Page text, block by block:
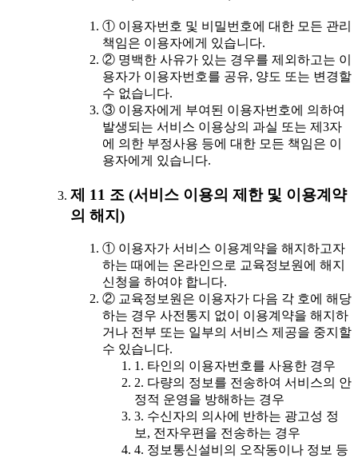
① 이용자번호 및 비밀번호에 대한 모든 관리
책임은 이용자에게 있습니다.
② 명백한 사유가 있는 경우를 제외하고는 이
용자가 이용자번호를 공유, 양도 또는 변경할
수 없습니다.
③ 이용자에게 부여된 이용자번호에 의하여
발생되는 서비스 이용상의 과실 또는 제3자
에 의한 부정사용 등에 대한 모든 책임은 이
용자에게 있습니다.
제 11 조 (서비스 이용의 제한 및 이용계약
의 해지)
① 이용자가 서비스 이용계약을 해지하고자
하는 때에는 온라인으로 교육정보원에 해지
신청을 하여야 합니다.
② 교육정보원은 이용자가 다음 각 호에 해당
하는 경우 사전통지 없이 이용계약을 해지하
거나 전부 또는 일부의 서비스 제공을 중지할
수 있습니다.
1. 타인의 이용자번호를 사용한 경우
2. 다량의 정보를 전송하여 서비스의 안
정적 운영을 방해하는 경우
3. 수신자의 의사에 반하는 광고성 정
보, 전자우편을 전송하는 경우
4. 정보통신설비의 오작동이나 정보 등